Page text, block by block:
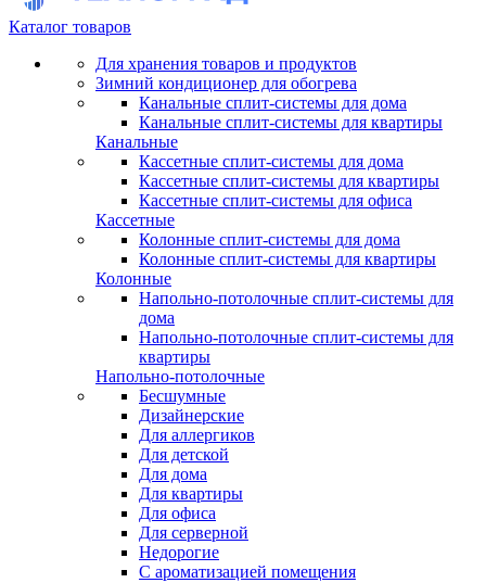
Каталог товаров
Для хранения товаров и продуктов
Зимний кондиционер для обогрева
Канальные сплит-системы для дома
Канальные сплит-системы для квартиры
Канальные
Кассетные сплит-системы для дома
Кассетные сплит-системы для квартиры
Кассетные сплит-системы для офиса
Кассетные
Колонные сплит-системы для дома
Колонные сплит-системы для квартиры
Колонные
Напольно-потолочные сплит-системы для
дома
Напольно-потолочные сплит-системы для
квартиры
Напольно-потолочные
Бесшумные
Дизайнерские
Для аллергиков
Для детской
Для дома
Для квартиры
Для офиса
Для серверной
Недорогие
С ароматизацией помещения